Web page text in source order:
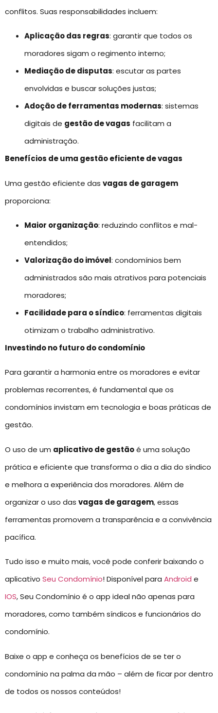
conflitos. Suas responsabilidades incluem:
Aplicação das regras: garantir que todos os
moradores sigam o regimento interno;
Mediação de disputas: escutar as partes
envolvidas e buscar soluções justas;
Adoção de ferramentas modernas: sistemas
digitais de gestão de vagas facilitam a
administração.
Benefícios de uma gestão eficiente de vagas
Uma gestão eficiente das vagas de garagem
proporciona:
Maior organização: reduzindo conflitos e mal-
entendidos;
Valorização do imóvel: condomínios bem
administrados são mais atrativos para potenciais
moradores;
Facilidade para o síndico: ferramentas digitais
otimizam o trabalho administrativo.
Investindo no futuro do condomínio
Para garantir a harmonia entre os moradores e evitar
problemas recorrentes, é fundamental que os
condomínios invistam em tecnologia e boas práticas de
gestão.
O uso de um aplicativo de gestãoé uma solução
prática e eficiente que transforma o dia a dia do síndico
e melhora a experiência dos moradores. Além de
organizar o uso das vagas de garagem, essas
ferramentas promovem a transparência e a convivência
pacífica.
Tudo isso e muito mais, você pode conferir baixando o
aplicativo Seu Condomínio! Disponível para Android e
IOS, Seu Condomínio é o app ideal não apenas para
moradores, como também síndicos e funcionários do
condomínio.
Baixe o app e conheça os benefícios de se ter o
condomínio na palma da mão – além de ficar por dentro
de todos os nossos conteúdos!